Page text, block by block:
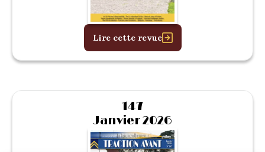
Lire cette revue
147
Janvier 2026